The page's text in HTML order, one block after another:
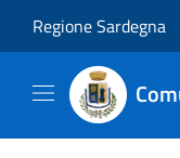
Regione Sardegna